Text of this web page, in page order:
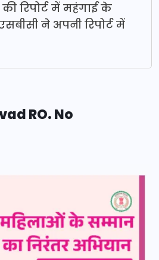
रिपोर्ट में महंगाई के
ने अपनी रिपोर्ट में
RO. No